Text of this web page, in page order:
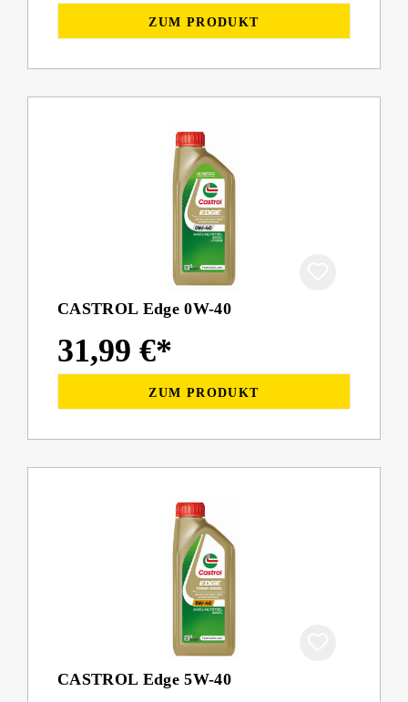
ZUM PRODUKT
CASTROL Edge 0W-40
31,99 €*
ZUM PRODUKT
CASTROL Edge 5W-40